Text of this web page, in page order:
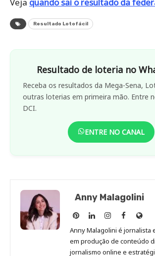
Resultado Lotofácil
Resultado de loteria no
Receba os resultados da Mega-Sena,
outras loterias em primeira mão. Entre
DCI.
ENTRE NO CANAL
Anny Malagolini
Anny
Malagolini
no
Pinterest
Anny
Malagolini
no
LinkedIn
Anny
Malagolini
no
Instagram
Anny
no
Site
de
Anny Malagolini é jornalista
em produção de conteúdo
jornalismo online e